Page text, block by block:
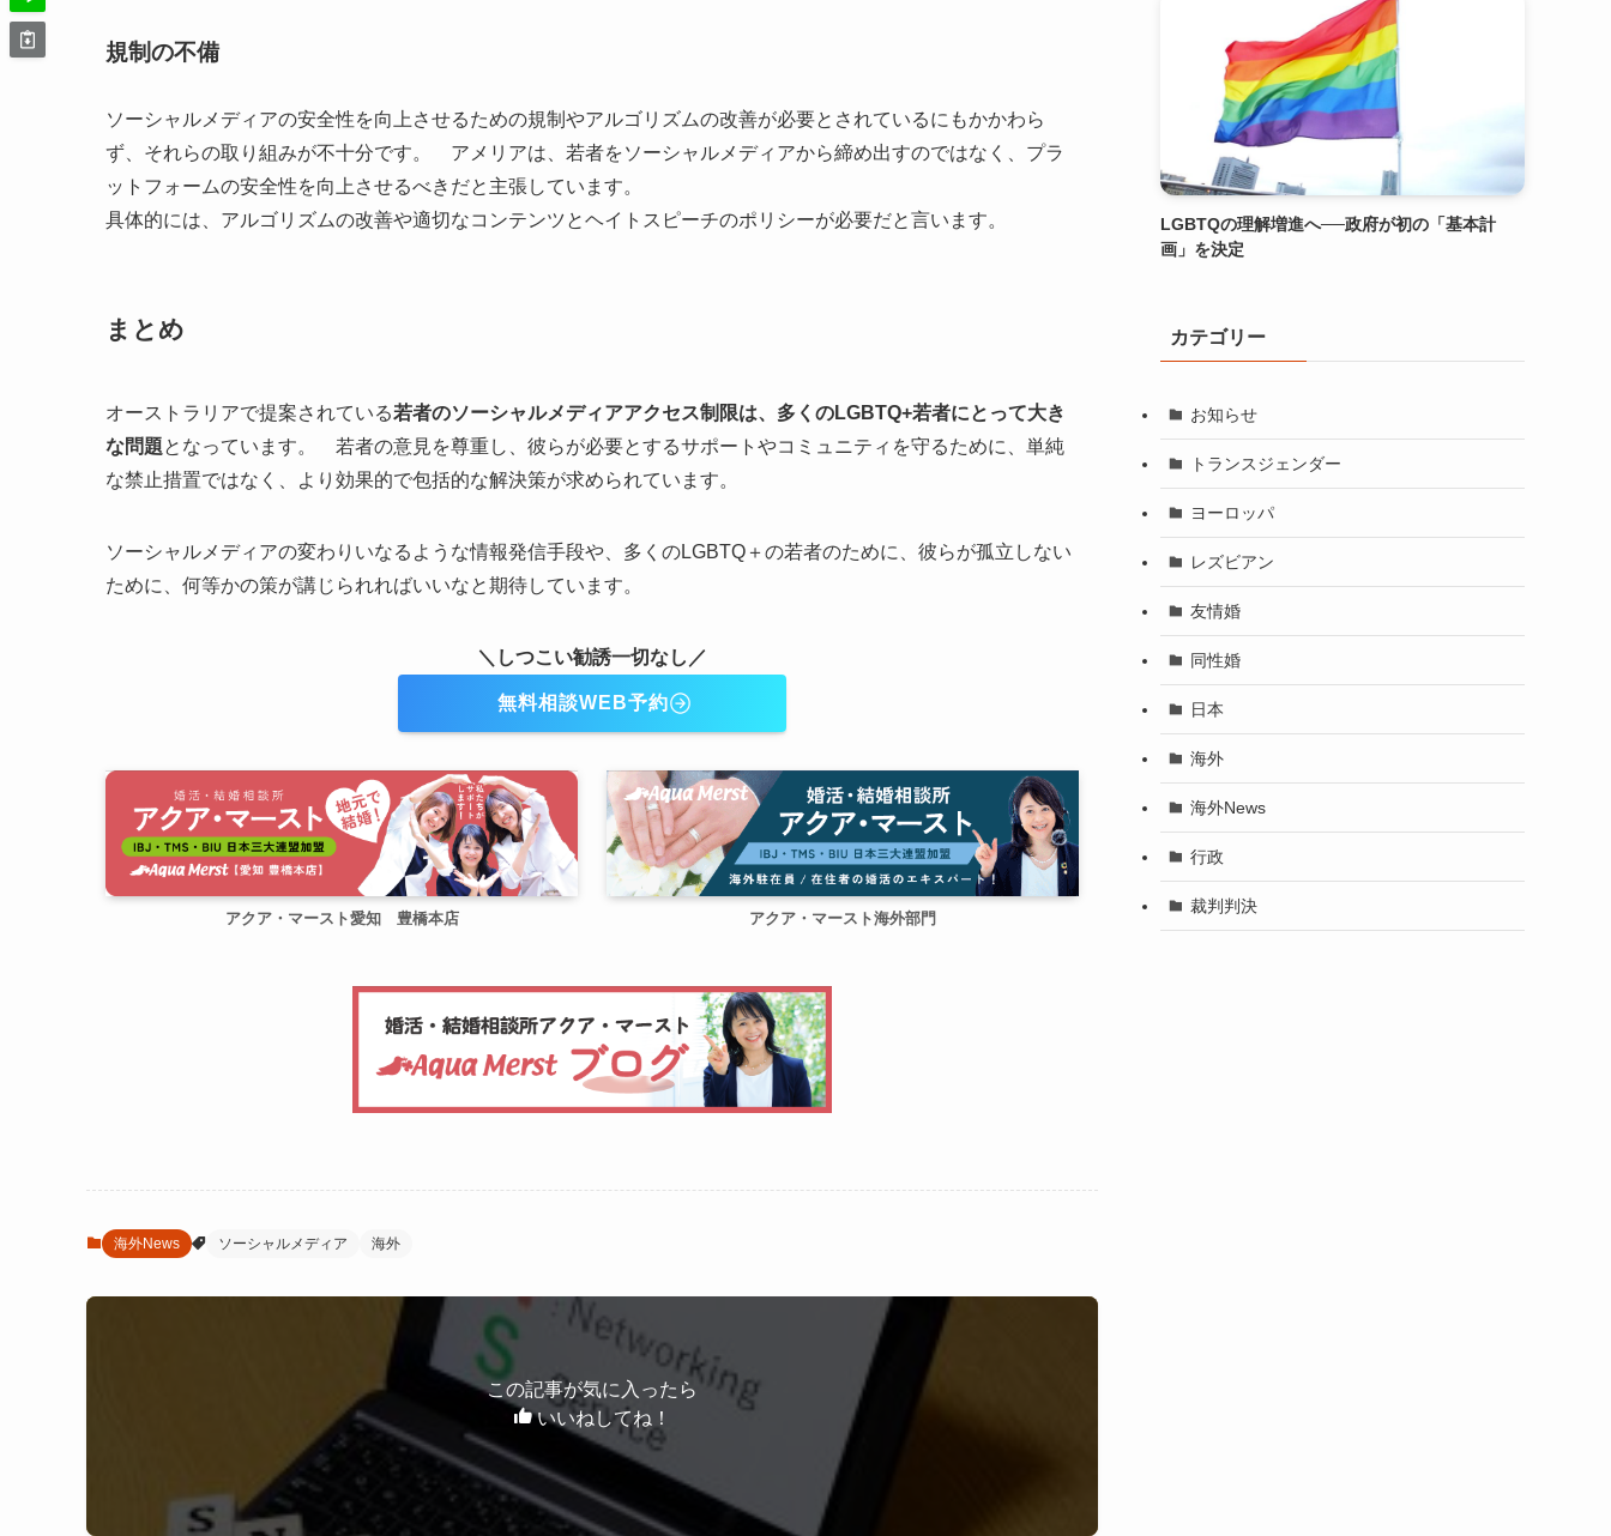
規制の不備
ソーシャルメディアの安全性を向上させるための規制やアルゴリズムの改善が必要とされているにもかかわら
ず、それらの取り組みが不十分です。 アメリアは、若者をソーシャルメディアから締め出すのではなく、プラ
ットフォームの安全性を向上させるべきだと主張しています。
具体的には、アルゴリズムの改善や適切なコンテンツとヘイトスピーチのポリシーが必要だと言います。
まとめ
オーストラリアで提案されている若者のソーシャルメディアアクセス制限は、多くのLGBTQ+若者にとって大き
な問題となっています。 若者の意見を尊重し、彼らが必要とするサポートやコミュニティを守るために、単純
な禁止措置ではなく、より効果的で包括的な解決策が求められています。
ソーシャルメディアの変わりいなるような情報発信手段や、多くのLGBTQ＋の若者のために、彼らが孤立しない
ために、何等かの策が講じられればいいなと期待しています。
＼しつこい勧誘一切なし／
無料相談WEB予約
アクア・マースト愛知 豊橋本店 アクア・マースト海外部門
海外News ソーシャルメディア 海外
この記事が気に入ったら
いいねしてね！
LGBTQの理解増進へ──政府が初の「基本計
画」を決定
カテゴリー
お知らせ
トランスジェンダー
ヨーロッパ
レズビアン
友情婚
同性婚
日本
海外
海外News
行政
裁判判決